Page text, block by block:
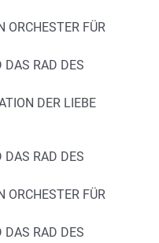
ORCHESTER FÜR
DAS RAD DES
DER LIEBE
DAS RAD DES
ORCHESTER FÜR
DAS RAD DES